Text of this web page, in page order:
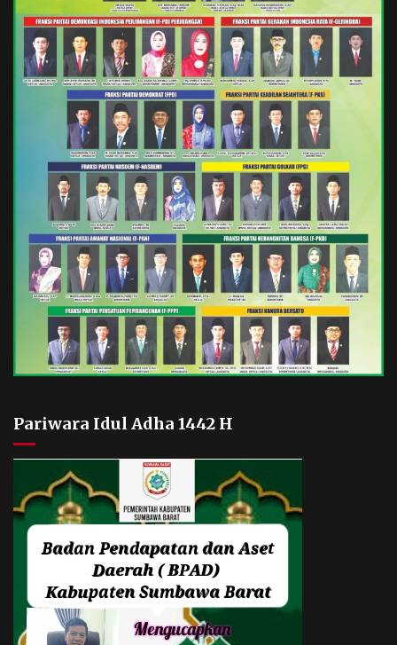
Pariwara Idul Adha 1442 H